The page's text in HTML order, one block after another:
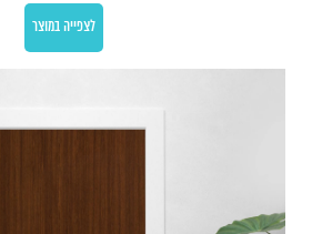
לצפייה במוצר